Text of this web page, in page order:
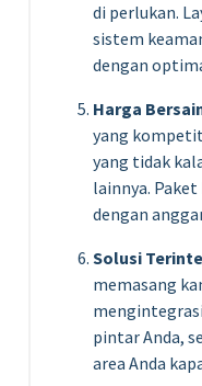
di perlukan.
sistem
dengan
Harga
yang
yang tidak
lainnya.
dengan
Solusi
memasang
pintar Anda,
area Anda